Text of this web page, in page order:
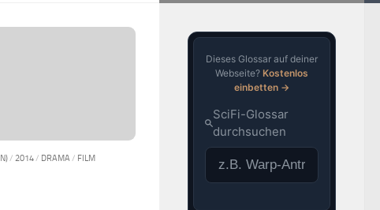
/ 2014/ DRAMA / FILM